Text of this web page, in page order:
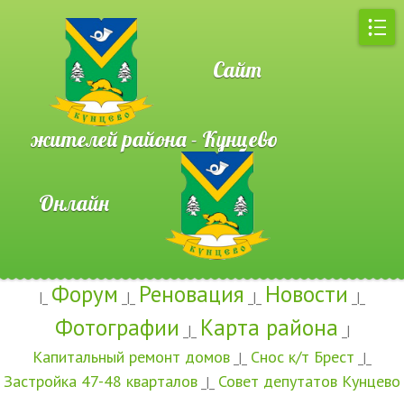
Сайт
жителей района - Кунцево
Онлайн
|_ Форум _|_ Реновация _|_ Новости _|_
Фотографии _|_ Карта района _|
Капитальный ремонт домов _|_ Снос к/т Брест _|_
Застройка 47-48 кварталов _|_ Совет депутатов Кунцево